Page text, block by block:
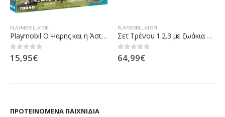
PLAYMOBIL,ΑΓΌΡΙ
Playmobil Ο Ψάρης και η Άστριντ με ένα Δρακούλη
0 out of 5
15,95€
PLAYMOBIL,ΑΓΌΡΙ
Σετ Τρένου 1.2.3 με ζωάκια και επιβάτες
0out of 5
64,99€
ΠΡΟΤΕΙΝΌΜΕΝΑ ΠΑΙΧΝΊΔΙΑ